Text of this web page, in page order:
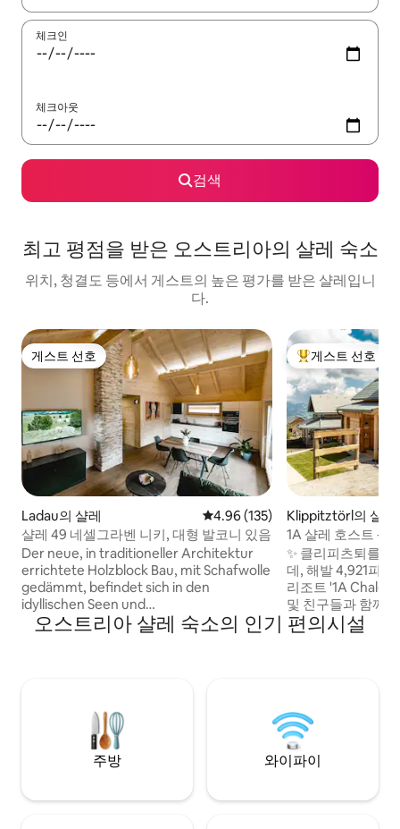
체크인
체크아웃
검색
최고 평점을 받은 오스트리아의 샬레 숙소
위치, 청결도 등에서 게스트의 높은 평가를 받은 샬레입니
다.
게스트 선호
게스트 선호
Ladau의 샬레 평점 4.96점(5점 만점), 후기 135
4.96 (135)
샬레 49 네셀그라벤 니키, 대형 발코니 있음
Der neue, in traditioneller Architektur
errichtete Holzblock Bau, mit Schafwolle
gedämmt, befindet sich in den
idyllischen Seen und
Salzkammergutgebiet von Salzburg bis
antreten. Online Check-in & Guest
Mobility Ticket - Kostenlose Nutzung
aller öffentlichen Verkehrsmittel im
ganzen Bundesland Salzburg.
상위 게스트 선호
게스트 선호
Klippitztörl의 샬레
1A 샬레 호스트 -
✨ 클리피츠퇴를
데, 해발 4,921피
리조트 '1A Chalet
및 친구들과 함께 휴식
라이트는 멋진 전
파노라마 사우나입니다. ☀️ 여름
야외 그릴 🛏️ 우수한 퀄리티의 박스스프링
침대가 최적의 수
오스트리아 샬레 숙소의 인기 편의시설
주방 와이파이